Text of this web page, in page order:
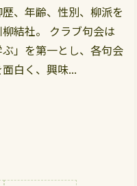
、年齢、性別、柳派を
結社。 クラブ句会は
ぶ」を第一とし、各句会
白く、興味...